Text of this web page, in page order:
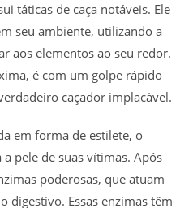
táticas de caça notáveis. Ele
seu ambiente, utilizando a
aos elementos ao seu redor.
é com um golpe rápido
caçador implacável.
em forma de estilete, o
pele de suas vítimas. Após
poderosas, que atuam
digestivo. Essas enzimas têm